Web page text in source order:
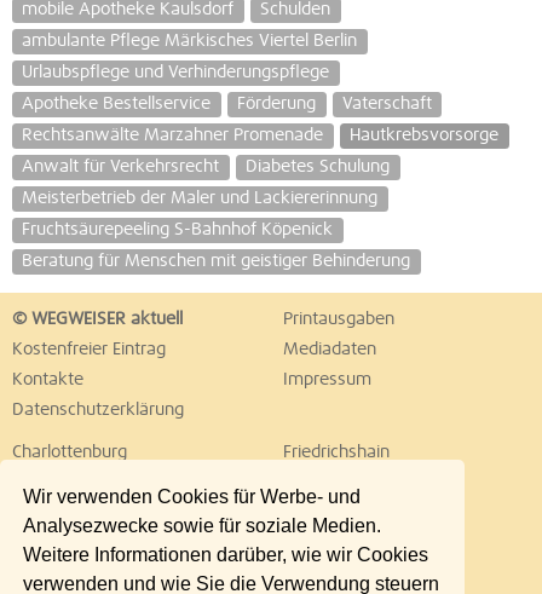
Wir verwenden Cookies für Werbe- und
Analysezwecke sowie für soziale Medien.
Weitere Informationen darüber, wie wir Cookies
verwenden und wie Sie die Verwendung steuern
mobile Apotheke Kaulsdorf
Schulden
ambulante Pflege Märkisches Viertel Berlin
Urlaubspflege und Verhinderungspflege
Apotheke Bestellservice
Förderung
Vaterschaft
Rechtsanwälte Marzahner Promenade
Hautkrebsvorsorge
Anwalt für Verkehrsrecht
Diabetes Schulung
Meisterbetrieb der Maler und Lackiererinnung
Fruchtsäurepeeling S-Bahnhof Köpenick
Beratung für Menschen mit geistiger Behinderung
© WEGWEISER aktuell
Printausgaben
Kostenfreier Eintrag
Mediadaten
Kontakte
Impressum
Datenschutzerklärung
Charlottenburg
Friedrichshain
Lichtenberg
Marzahn
Neukölln